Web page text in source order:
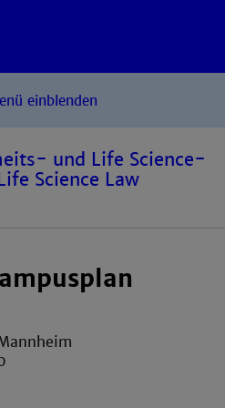
einblenden
und Life Science-
Science Law